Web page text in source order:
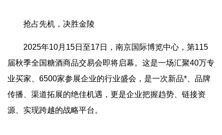
抢占先机，决胜金陵
2025年10月15日至17日，南京国际博览中心，第115
届秋季全国糖酒商品交易会即将启幕。这是一场汇聚40万专
业买家、6500家参展企业的行业盛会，是一次新品*、品牌
传播、渠道拓展的绝佳机遇，更是企业把握趋势、链接资
源、实现跨越的战略平台。